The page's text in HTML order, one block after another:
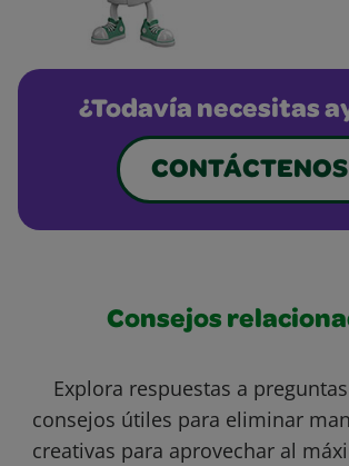
¿Todavía necesitas
CONTÁCTENOS
Consejos
Explora respuestas a
consejos útiles para eliminar
creativas para aprovechar al